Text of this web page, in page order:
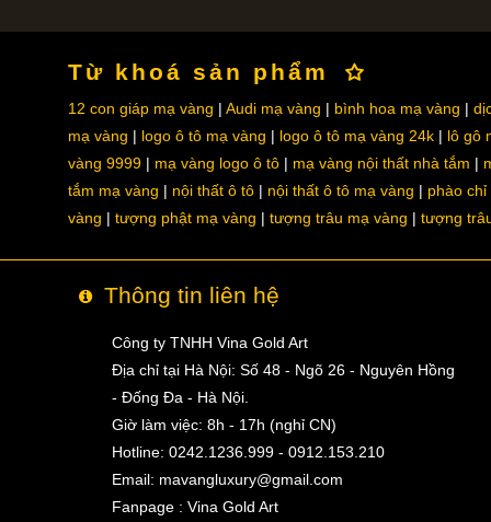
Từ khoá sản phẩm
12 con giáp mạ vàng Audi mạ vàng bình hoa mạ vàng
mạ vàng
logo ô tô mạ vàng logo ô tô mạ vàng 24k
lô gô
vàng 9999
mạ vàng logo ô tô mạ vàng nội thất nhà tắm
tắm mạ vàng
nội thất ô tô nội thất ô tô mạ vàng
phào chỉ
vàng
tượng phật mạ vàng tượng trâu mạ vàng tượng
Thông tin liên hệ
Công ty TNHH Vina Gold Art
Địa chỉ tại Hà Nội: Số 48 - Ngõ 26 - Nguyên Hồng
- Đống Đa - Hà Nội.
Giờ làm việc: 8h - 17h (nghỉ CN)
Hotline: 0242.1236.999 - 0912.153.210
Email: mavangluxury@gmail.com
Fanpage : Vina Gold Art